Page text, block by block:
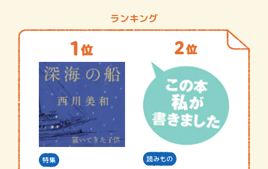
ランキング
特集 読みもの